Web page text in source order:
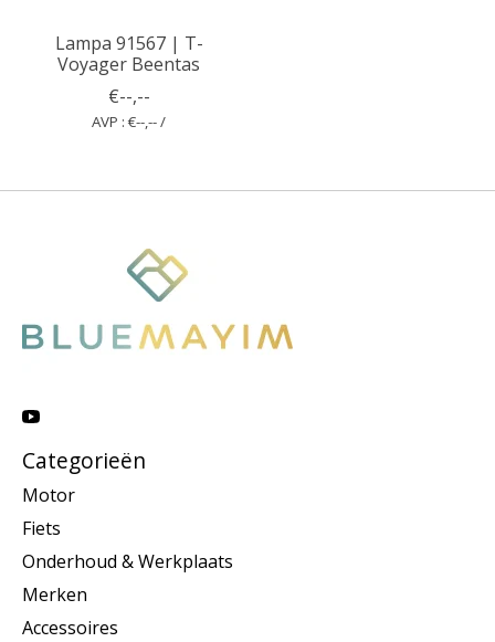
Lampa 91567 | T-
Voyager Beentas
€--,--
AVP : €--,-- /
Categorieën
Motor
Fiets
Onderhoud & Werkplaats
Merken
Accessoires